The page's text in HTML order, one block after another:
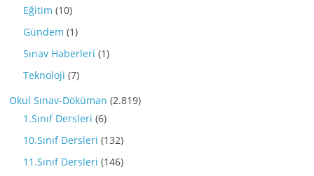
Eğitim (10)
Gündem (1)
Sınav Haberleri (1)
Teknoloji (7)
Okul Sınav-Döküman (2.819)
1.Sınıf Dersleri (6)
10.Sınıf Dersleri (132)
11.Sınıf Dersleri (146)